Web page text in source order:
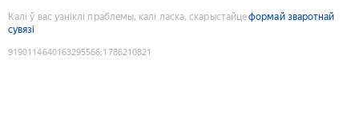
Калі ў вас узніклі праблемы, калі ласка, скарыстайцеформай зваротнай
сувязі
9190114640163295566:1786210821